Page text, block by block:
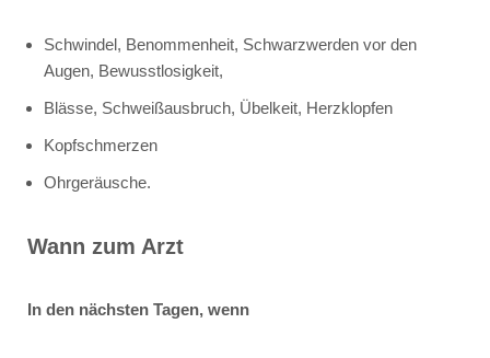
Schwindel, Benommenheit, Schwarzwerden vor den
Augen, Bewusstlosigkeit,
Blässe, Schweißausbruch, Übelkeit, Herzklopfen
Kopfschmerzen
Ohrgeräusche.
Wann zum Arzt
In den nächsten Tagen, wenn